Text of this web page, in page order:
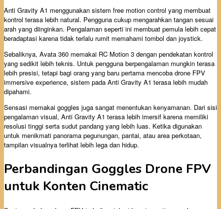
Anti Gravity A1 menggunakan sistem free motion control yang membuat
kontrol terasa lebih natural. Pengguna cukup mengarahkan tangan sesuai
arah yang diinginkan. Pengalaman seperti ini membuat pemula lebih cepat
beradaptasi karena tidak terlalu rumit memahami tombol dan joystick.
Sebaliknya, Avata 360 memakai RC Motion 3 dengan pendekatan kontrol
yang sedikit lebih teknis. Untuk pengguna berpengalaman mungkin terasa
lebih presisi, tetapi bagi orang yang baru pertama mencoba drone FPV
immersive experience, sistem pada Anti Gravity A1 terasa lebih mudah
dipahami.
Sensasi memakai goggles juga sangat menentukan kenyamanan. Dari sisi
pengalaman visual, Anti Gravity A1 terasa lebih imersif karena memiliki
resolusi tinggi serta sudut pandang yang lebih luas. Ketika digunakan
untuk menikmati panorama pegunungan, pantai, atau area perkotaan,
tampilan visualnya terlihat lebih lega dan hidup.
Perbandingan Goggles Drone FPV
untuk Konten Cinematic